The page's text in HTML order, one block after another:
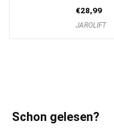
€28,99
JAROLIFT
Schon gelesen?